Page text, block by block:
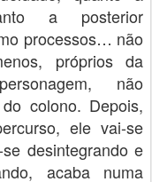
a posterior
processos… não
próprios da
não
do colono. Depois,
ele vai-se
desintegrando e
acaba numa